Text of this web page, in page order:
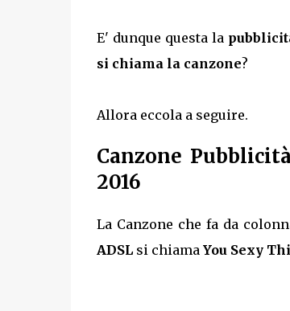
E' dunque questa la
si chiama la canzone?
Allora eccola a seguire.
Canzone
2016
La Canzone che fa da
ADSLsi chiama You Sexy